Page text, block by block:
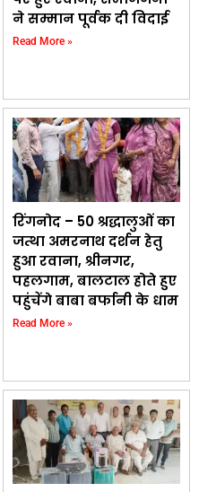
ने सम्मान पूर्वक दी विदाई
Read More »
रिंगनोद – 50 श्रद्धालुओं का
जत्था अमरनाथ दर्शन हेतु
हुआ रवाना, श्रीनगर,
पहलगाम, बालटाल होते हुए
पहुंचेंगे बाबा बर्फानी के धाम
Read More »